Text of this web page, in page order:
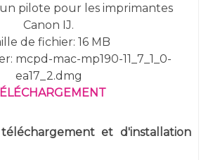
pilote pour les imprimantes
Canon IJ.
de fichier: 16 MB
mcpd-mac-mp190-11_7_1_0-
ea17_2.dmg
et d'installation